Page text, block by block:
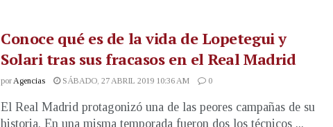
Conoce qué es de la vida de Lopetegui y
Solari tras sus fracasos en el Real Madrid
porAgencias SÁBADO, 27 ABRIL 2019 10:36 AM 0
El Real Madrid protagonizó una de las peores campañas de su
historia. En una misma temporada fueron dos los técnicos ...